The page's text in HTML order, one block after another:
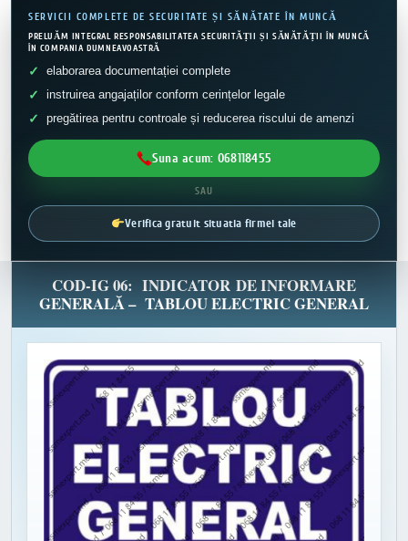
SERVICII COMPLETE DE SECURITATE ȘI SĂNĂTATE ÎN MUNCĂ
PRELUĂM INTEGRAL RESPONSABILITATEA SECURITĂȚII ȘI SĂNĂTĂȚII ÎN MUNCĂ
ÎN COMPANIA DUMNEAVOASTRĂ
elaborarea documentației complete
instruirea angajaților conform cerințelor legale
pregătirea pentru controale și reducerea riscului de amenzi
Suna acum: 068118455
SAU
Verifica gratuit situatia firmei tale
COD-IG 06: INDICATOR DE INFORMARE
GENERALĂ – TABLOU ELECTRIC GENERAL